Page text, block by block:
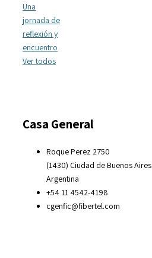
Una
jornada de
reflexión y
encuentro
Ver todos
Casa General
Roque Perez 2750
(1430) Ciudad de Buenos Aires
Argentina
+54 11 4542-4198
cgenfic@fibertel.com